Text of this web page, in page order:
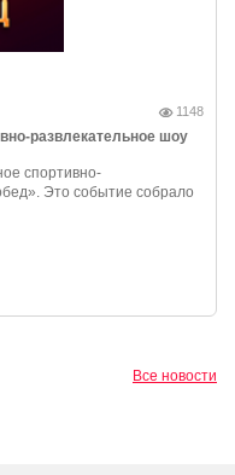
1148
развлекательное шоу
спортивно-
Это событие собрало
Все новости